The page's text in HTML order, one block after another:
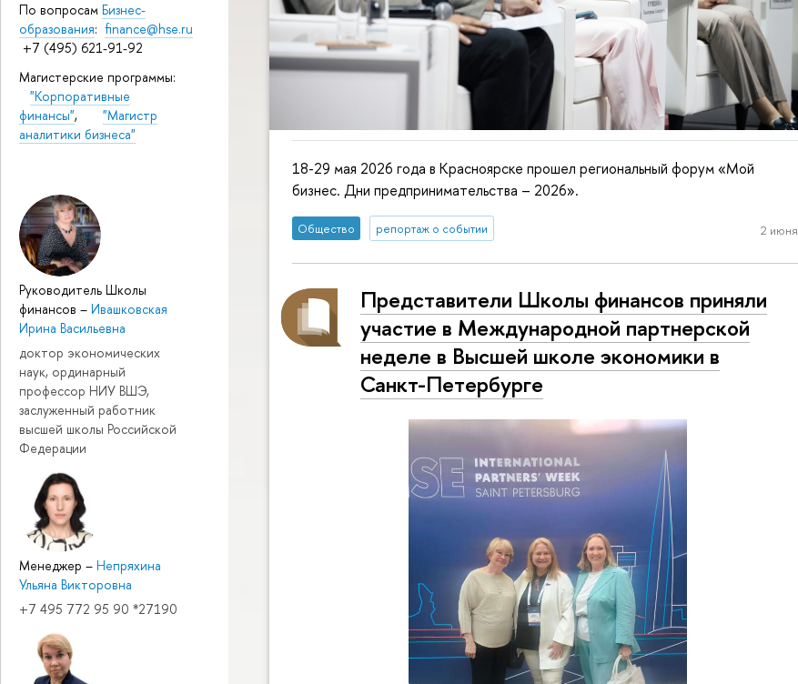
По вопросам Бизнес-
образования: finance@hse.ru
+7 (495) 621-91-92
Магистерские программы:
"Корпоративные
финансы", "Магистр
аналитики бизнеса"
Руководитель Школы
финансов – Ивашковская
Ирина Васильевна
доктор экономических
наук, ординарный
профессор НИУ ВШЭ,
заслуженный работник
высшей школы Российской
Федерации
Менеджер – Непряхина
Ульяна Викторовна
+7 495 772 95 90 *27190
18-29 мая 2026 года в Красноярске прошел региональный форум «Мой
бизнес. Дни предпринимательства – 2026».
Общество репортаж о событии 2 июня
Представители Школы финансов приняли
участие в Международной партнерской
неделе в Высшей школе экономики в
Санкт-Петербурге